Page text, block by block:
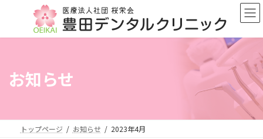
ン
ー
お知らせ
トップページ お知らせ 2023年4月